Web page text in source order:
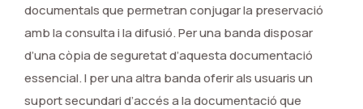
documentals que permetran conjugar la preservació
amb la consulta i la difusió. Per una banda disposar
d’una còpia de seguretat d’aquesta documentació
essencial. I per una altra banda oferir als usuaris un
suport secundari d’accés a la documentació que